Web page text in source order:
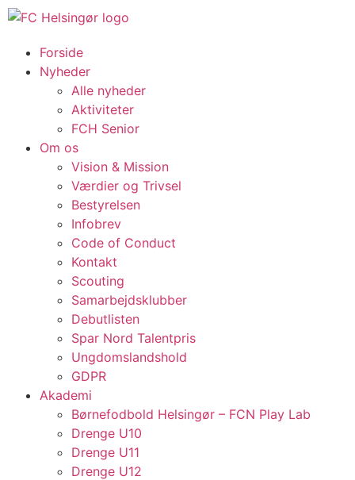
Forside
Nyheder
Alle nyheder
Aktiviteter
FCH Senior
Om os
Vision & Mission
Værdier og Trivsel
Bestyrelsen
Infobrev
Code of Conduct
Kontakt
Scouting
Samarbejdsklubber
Debutlisten
Spar Nord Talentpris
Ungdomslandshold
GDPR
Akademi
Børnefodbold Helsingør – FCN Play Lab
Drenge U10
Drenge U11
Drenge U12